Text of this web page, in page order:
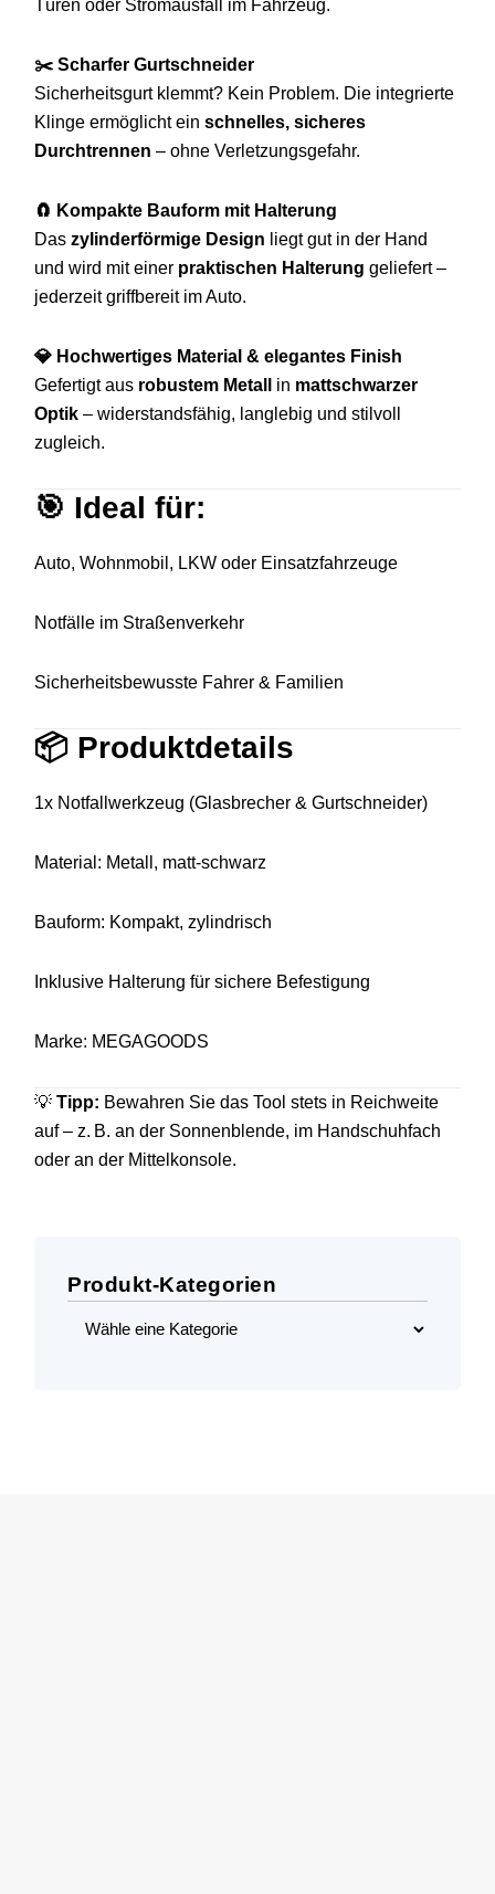
Türen oder Stromausfall im Fahrzeug.
✂️ Scharfer Gurtschneider
Sicherheitsgurt klemmt? Kein Problem. Die integrierte
Klinge ermöglicht ein schnelles, sicheres
Durchtrennen – ohne Verletzungsgefahr.
🧲 Kompakte Bauform mit Halterung
Das zylinderförmige Design liegt gut in der Hand
und wird mit einer praktischen Halterung geliefert –
jederzeit griffbereit im Auto.
💎 Hochwertiges Material & elegantes Finish
Gefertigt aus robustem Metall in mattschwarzer
Optik – widerstandsfähig, langlebig und stilvoll
zugleich.
🎯 Ideal für:
Auto, Wohnmobil, LKW oder Einsatzfahrzeuge
Notfälle im Straßenverkehr
Sicherheitsbewusste Fahrer & Familien
📦 Produktdetails
1x Notfallwerkzeug (Glasbrecher & Gurtschneider)
Material: Metall, matt-schwarz
Bauform: Kompakt, zylindrisch
Inklusive Halterung für sichere Befestigung
Marke: MEGAGOODS
💡 Tipp: Bewahren Sie das Tool stets in Reichweite
auf – z. B. an der Sonnenblende, im Handschuhfach
oder an der Mittelkonsole.
Produkt-Kategorien